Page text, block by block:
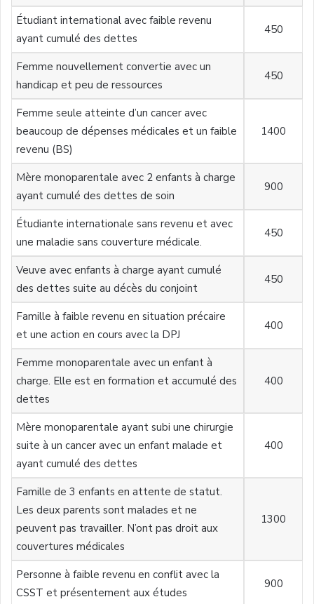
Étudiant international avec faible revenu
ayant cumulé des dettes
450
Femme nouvellement convertie avec un
handicap et peu de ressources
450
Femme seule atteinte d’un cancer avec
beaucoup de dépenses médicales et un faible
revenu (BS)
1400
Mère monoparentale avec 2 enfants à charge
ayant cumulé des dettes de soin
900
Étudiante internationale sans revenu et avec
une maladie sans couverture médicale.
450
Veuve avec enfants à charge ayant cumulé
des dettes suite au décès du conjoint
450
Famille à faible revenu en situation précaire
et une action en cours avec la DPJ
400
Femme monoparentale avec un enfant à
charge. Elle est en formation et accumulé des
dettes
400
Mère monoparentale ayant subi une chirurgie
suite à un cancer avec un enfant malade et
ayant cumulé des dettes
400
Famille de 3 enfants en attente de statut.
Les deux parents sont malades et ne
peuvent pas travailler. N’ont pas droit aux
couvertures médicales
1300
Personne à faible revenu en conflit avec la
CSST et présentement aux études
900